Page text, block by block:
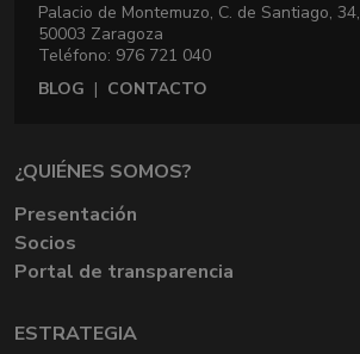
Palacio de Montemuzo, C. de Santiago, 34,
50003 Zaragoza
Teléfono: 976 721 040
BLOG | CONTACTO
¿QUIÉNES SOMOS?
Presentación
Socios
Portal de transparencia
ESTRATEGIA